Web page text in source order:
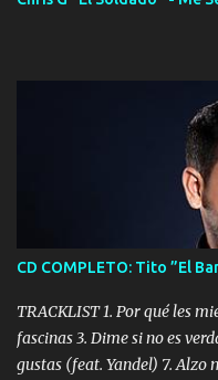
CD COMPLETO: Tito ”El
TRACKLIST 1. Por qué les
fascinas 3. Dime si no es
gustas (feat. Yandel) 7. Alzo